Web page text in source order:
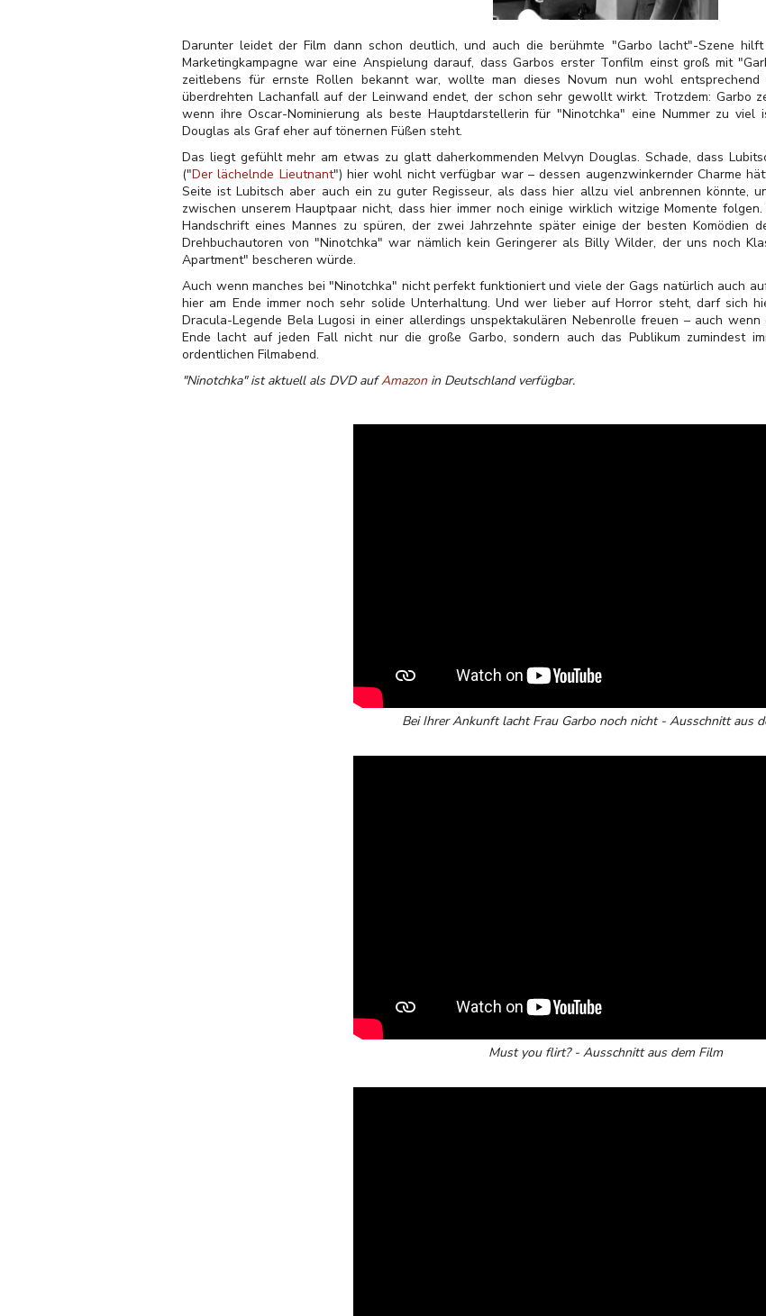
Darunter leidet der Film dann schon deutlich, und auch die berühmte "Garbo lacht"-Szene
Marketingkampagne war eine Anspielung darauf, dass Garbos erster Tonfilm einst groß mit
zeitlebens für ernste Rollen bekannt war, wollte man dieses Novum nun wohl
überdrehten Lachanfall auf der Leinwand endet, der schon sehr gewollt wirkt. Trotzdem: Garbo
wenn ihre Oscar-Nominierung als beste Hauptdarstellerin für "Ninotchka" eine Nummer zu viel
Douglas als Graf eher auf tönernen Füßen steht.
Das liegt gefühlt mehr am etwas zu glatt daherkommenden Melvyn Douglas. Schade, dass
("Der lächelnde Lieutnant") hier wohl nicht verfügbar war – dessen augenzwinkernder Charme
Seite ist Lubitsch aber auch ein zu guter Regisseur, als dass hier allzu viel anbrennen könnte,
zwischen unserem Hauptpaar nicht, dass hier immer noch einige wirklich witzige Momente
Handschrift eines Mannes zu spüren, der zwei Jahrzehnte später einige der besten Komödien
Drehbuchautoren von "Ninotchka" war nämlich kein Geringerer als Billy Wilder, der uns noch
Apartment" bescheren würde.
Auch wenn manches bei "Ninotchka" nicht perfekt funktioniert und viele der Gags natürlich auch
hier am Ende immer noch sehr solide Unterhaltung. Und wer lieber auf Horror steht, darf sich
Dracula-Legende Bela Lugosi in einer allerdings unspektakulären Nebenrolle freuen – auch
Ende lacht auf jeden Fall nicht nur die große Garbo, sondern auch das Publikum zumindest
ordentlichen Filmabend.
"Ninotchka" ist aktuell als DVD aufAmazonin Deutschland verfügbar.
Bei Ihrer Ankunft lacht Frau Garbo noch nicht - Ausschnitt aus
Must you flirt? - Ausschnitt aus dem Film